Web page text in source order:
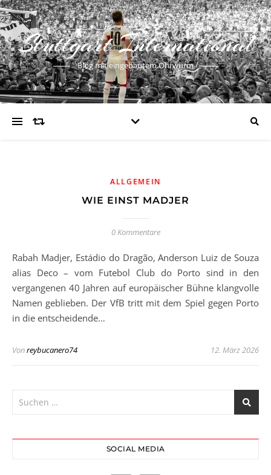
Stuttgart International
Blog mit eingebautem Ohrwurm
ALLGEMEIN
WIE EINST MADJER
0 Kommentare
Rabah Madjer, Estádio do Dragão, Anderson Luiz de Souza
alias Deco – vom Futebol Club do Porto sind in den
vergangenen 40 Jahren auf europäischer Bühne klangvolle
Namen geblieben. Der VfB tritt mit dem Spiel gegen Porto
in die entscheidende…
Vonreybucanero74 12. März 2026
SOCIAL MEDIA